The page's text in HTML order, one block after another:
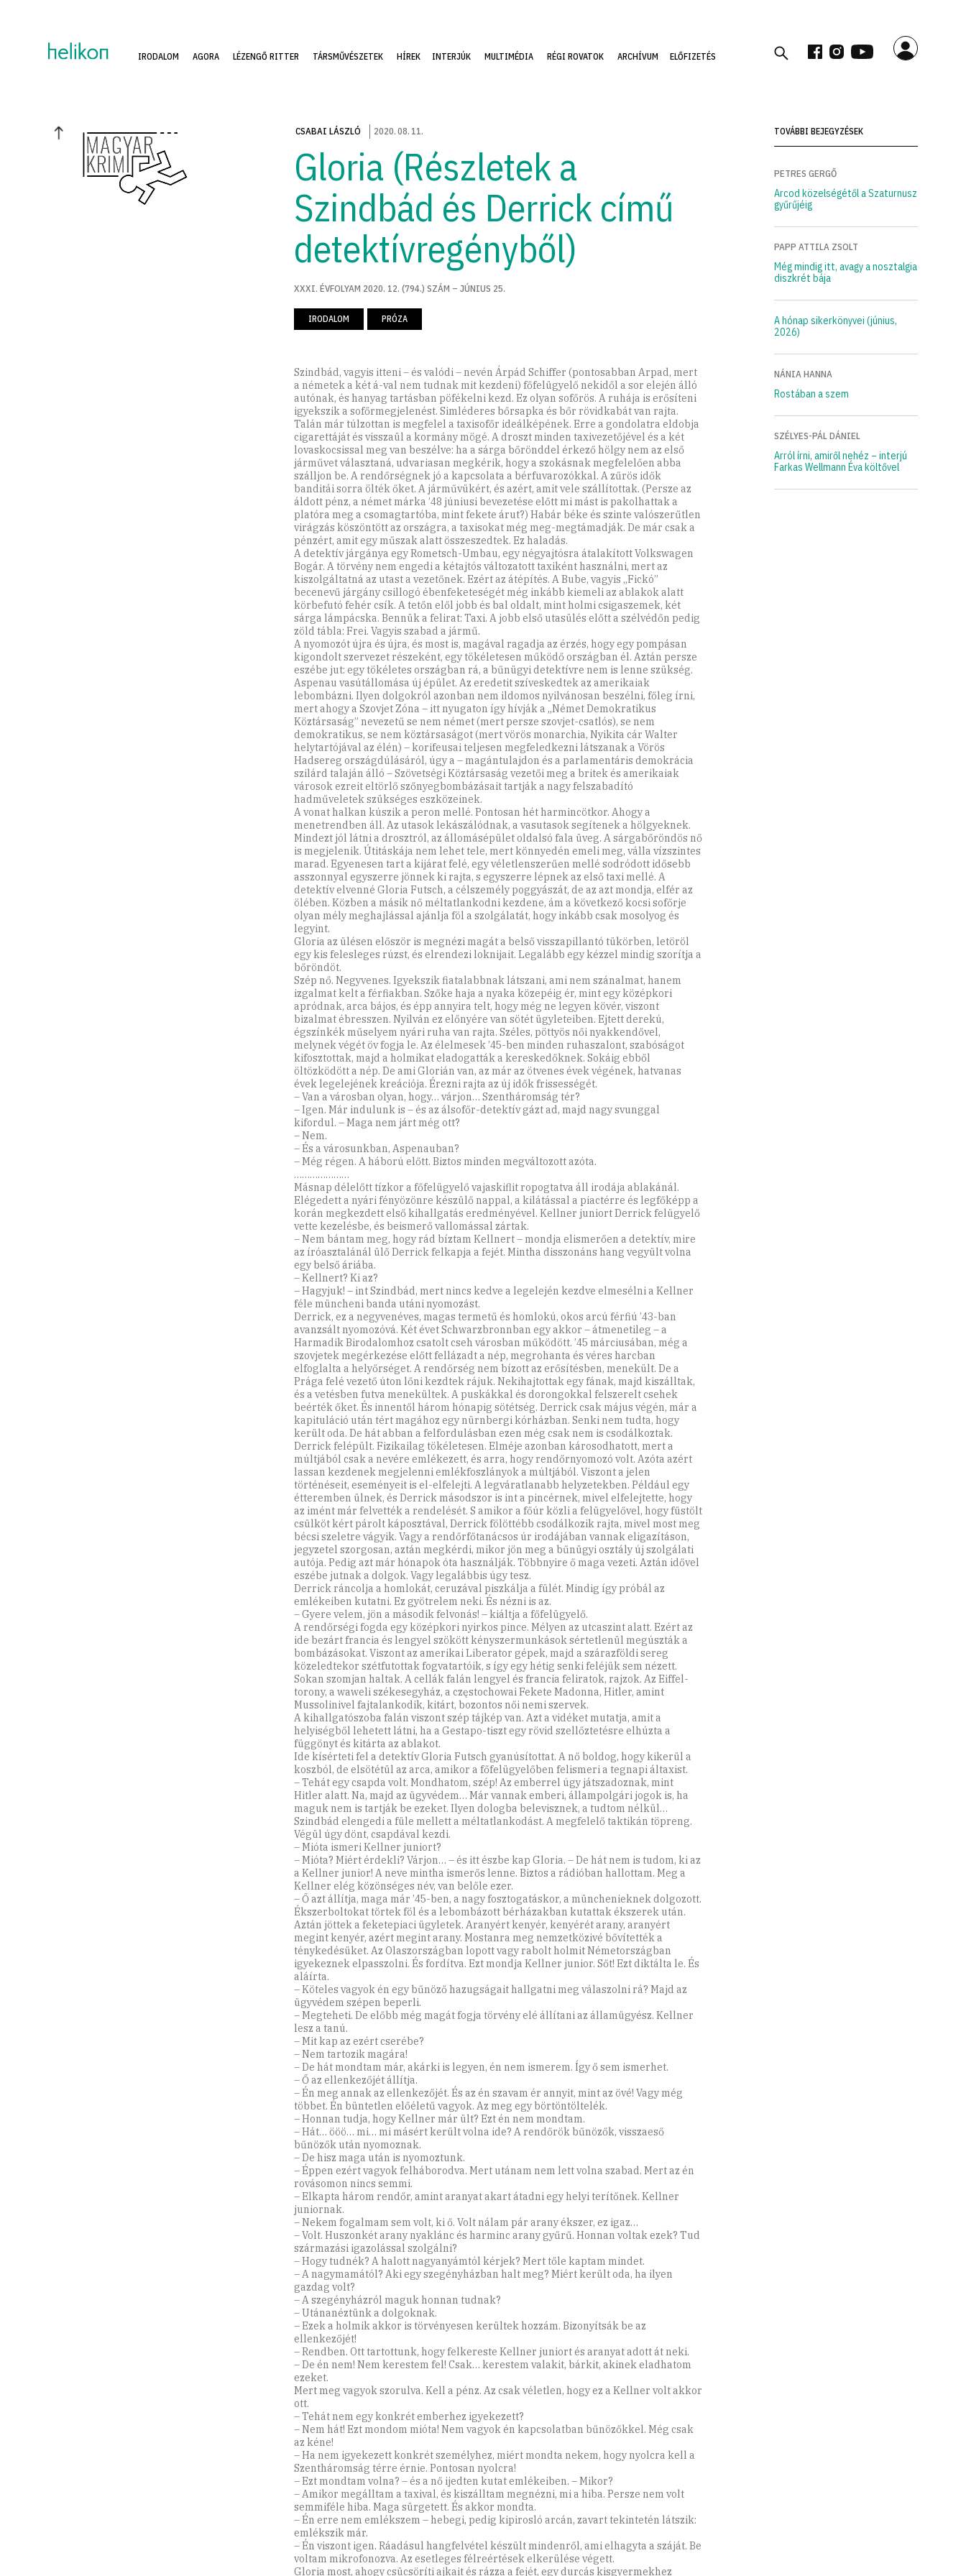
IRODALOM AGORA LÉZENGŐ RITTER TÁRSMŰVÉSZETEK HÍREK INTERJÚK MULTIMÉDIA RÉGI ROVATOK ARCHÍVUM ELŐFIZETÉS
CSABAI LÁSZLÓ 2020.08. 11.
Gloria (Részletek a
Szindbád és Derrick című
detektívregényből)
XXXI. ÉVFOLYAM 2020. 12. (794.) SZÁM – JÚNIUS 25.
IRODALOM PRÓZA
Szindbád, vagyis itteni – és valódi – nevén Árpád Schiffer (pontosabban Arpad, mert
a németek a két á-val nem tudnak mit kezdeni) főfelügyelő nekidől a sor elején álló
autónak, és hanyag tartásban pöfékelni kezd. Ez olyan sofőrös. A ruhája is erősíteni
igyekszik a sofőrmegjelenést. Simléderes bőrsapka és bőr rövidkabát van rajta.
Talán már túlzottan is megfelel a taxisofőr ideálképének. Erre a gondolatra eldobja
cigarettáját és visszaül a kormány mögé. A droszt minden taxivezetőjével és a két
lovaskocsissal meg van beszélve: ha a sárga bőrönddel érkező hölgy nem az első
járművet választaná, udvariasan megkérik, hogy a szokásnak megfelelően abba
szálljon be. A rendőrségnek jó a kapcsolata a bérfuvarozókkal. A zűrös idők
banditái sorra ölték őket. A járművükért, és azért, amit vele szállítottak. (Persze az
áldott pénz, a német márka ’48 júniusi bevezetése előtt mi mást is pakolhattak a
platóra meg a csomagtartóba, mint fekete árut?) Habár béke és szinte valószerűtlen
virágzás köszöntött az országra, a taxisokat még meg-megtámadják. De már csak a
pénzért, amit egy műszak alatt összeszedtek. Ez haladás.
A detektív járgánya egy Rometsch-Umbau, egy négyajtósra átalakított Volkswagen
Bogár. A törvény nem engedi a kétajtós változatott taxiként használni, mert az
kiszolgáltatná az utast a vezetőnek. Ezért az átépítés. A Bube, vagyis „Fickó”
becenevű járgány csillogó ébenfeketeségét még inkább kiemeli az ablakok alatt
körbefutó fehér csík. A tetőn elől jobb és bal oldalt, mint holmi csigaszemek, két
sárga lámpácska. Bennük a felirat: Taxi. A jobb első utasülés előtt a szélvédőn pedig
zöld tábla: Frei. Vagyis szabad a jármű.
A nyomozót újra és újra, és most is, magával ragadja az érzés, hogy egy pompásan
kigondolt szervezet részeként, egy tökéletesen működő országban él. Aztán persze
eszébe jut: egy tökéletes országban rá, a bűnügyi detektívre nem is lenne szükség.
Aspenau vasútállomása új épület. Az eredetit szíveskedtek az amerikaiak
lebombázni. Ilyen dolgokról azonban nem ildomos nyilvánosan beszélni, főleg írni,
mert ahogy a Szovjet Zóna – itt nyugaton így hívják a „Német Demokratikus
Köztársaság” nevezetű se nem német (mert persze szovjet-csatlós), se nem
demokratikus, se nem köztársaságot (mert vörös monarchia, Nyikita cár Walter
helytartójával az élén) – korifeusai teljesen megfeledkezni látszanak a Vörös
Hadsereg országdúlásáról, úgy a – magántulajdon és a parlamentáris demokrácia
szilárd talaján álló – Szövetségi Köztársaság vezetői meg a britek és amerikaiak
városok ezreit eltörlő szőnyegbombázásait tartják a nagy felszabadító
hadműveletek szükséges eszközeinek.
A vonat halkan kúszik a peron mellé. Pontosan hét harmincötkor. Ahogy a
menetrendben áll. Az utasok lekászálódnak, a vasutasok segítenek a hölgyeknek.
Mindezt jól látni a drosztról, az állomásépület oldalsó fala üveg. A sárgabőröndös nő
is megjelenik. Útitáskája nem lehet tele, mert könnyedén emeli meg, válla vízszintes
marad. Egyenesen tart a kijárat felé, egy véletlenszerűen mellé sodródott idősebb
asszonnyal egyszerre jönnek ki rajta, s egyszerre lépnek az első taxi mellé. A
detektív elvenné Gloria Futsch, a célszemély poggyászát, de az azt mondja, elfér az
ölében. Közben a másik nő méltatlankodni kezdene, ám a következő kocsi sofőrje
olyan mély meghajlással ajánlja föl a szolgálatát, hogy inkább csak mosolyog és
legyint.
Gloria az ülésen először is megnézi magát a belső visszapillantó tükörben, letöröl
egy kis felesleges rúzst, és elrendezi loknijait. Legalább egy kézzel mindig szorítja a
bőröndöt.
Szép nő. Negyvenes. Igyekszik fiatalabbnak látszani, ami nem szánalmat, hanem
izgalmat kelt a férfiakban. Szőke haja a nyaka közepéig ér, mint egy középkori
apródnak, arca bájos, és épp annyira telt, hogy még ne legyen kövér, viszont
bizalmat ébresszen. Nyilván ez előnyére van sötét ügyleteiben. Ejtett derekú,
égszínkék műselyem nyári ruha van rajta. Széles, pöttyös női nyakkendővel,
melynek végét öv fogja le. Az élelmesek ’45-ben minden ruhaszalont, szabóságot
kifosztottak, majd a holmikat eladogatták a kereskedőknek. Sokáig ebből
öltözködött a nép. De ami Glorián van, az már az ötvenes évek végének, hatvanas
évek legelejének kreációja. Érezni rajta az új idők frissességét.
– Van a városban olyan, hogy… várjon… Szentháromság tér?
– Igen. Már indulunk is – és az álsofőr-­detektív gázt ad, majd nagy svunggal
kifordul. – Maga nem járt még ott?
– Nem.
– És a városunkban, Aspenauban?
– Még régen. A háború előtt. Biztos minden megváltozott azóta.
…………………
Másnap délelőtt tízkor a főfelügyelő vajaskiflit ropogtatva áll irodája ablakánál.
Elégedett a nyári fényözönre készülő nappal, a kilátással a piactérre és legfőképp a
korán megkezdett első kihallgatás eredményével. Kellner juniort Derrick felügyelő
vette kezelésbe, és beismerő vallomással zártak.
– Nem bántam meg, hogy rád bíztam Kellnert – mondja elismerően a detektív, mire
az íróasztalánál ülő Derrick felkapja a fejét. Mintha disszonáns hang vegyült volna
egy belső áriába.
– Kellnert? Ki az?
– Hagyjuk! – int Szindbád, mert nincs kedve a legelején kezdve elmesélni a Kellner
féle müncheni banda utáni nyomozást.
Derrick, ez a negyvenéves, magas termetű és homlokú, okos arcú férfiú ’43-ban
avanzsált nyomozóvá. Két évet Schwarzbronnban egy akkor – átmenetileg – a
Harmadik Birodalomhoz csatolt cseh városban működött. ’45 márciusában, még a
szovjetek megérkezése előtt fellázadt a nép, megrohanta és véres harcban
elfoglalta a helyőrséget. A rendőrség nem bízott az erősítésben, menekült. De a
Prága felé vezető úton lőni kezdtek rájuk. Nekihajtottak egy fának, majd kiszálltak,
és a vetésben futva menekültek. A puskákkal és dorongokkal felszerelt csehek
beérték őket. És innentől három hónapig sötétség. Derrick csak május végén, már a
kapituláció után tért magához egy nürnbergi kórházban. Senki nem tudta, hogy
került oda. De hát abban a felfordulásban ezen még csak nem is csodálkoztak.
Derrick felépült. Fizikailag tökéletesen. Elméje azonban károsodhatott, mert a
múltjából csak a nevére emlékezett, és arra, hogy rendőrnyomozó volt. Azóta azért
lassan kezdenek megjelenni emlékfoszlányok a múltjából. Viszont a jelen
történéseit, eseményeit is el-elfelejti. A legváratlanabb helyzetekben. Például egy
étteremben ülnek, és Derrick másodszor is int a pincérnek, mivel elfelejtette, hogy
az imént már felvették a rendelését. S amikor a főúr közli a felügyelővel, hogy füstölt
csülköt kért párolt káposztával, Derrick fölöttébb csodálkozik rajta, mivel most meg
bécsi szeletre vágyik. Vagy a rendőrfőtanácsos úr irodájában vannak eligazításon,
jegyzetel szorgosan, aztán megkérdi, mikor jön meg a bűnügyi osztály új szolgálati
autója. Pedig azt már hónapok óta használják. Többnyire ő maga vezeti. Aztán idővel
eszébe jutnak a dolgok. Vagy legalábbis úgy tesz.
Derrick ráncolja a homlokát, ceruzával piszkálja a fülét. Mindig így próbál az
emlékeiben kutatni. Ez gyötrelem neki. És nézni is az.
– Gyere velem, jön a második felvonás! – kiáltja a főfelügyelő.
A rendőrségi fogda egy középkori nyirkos pince. Mélyen az utcaszint alatt. Ezért az
ide bezárt francia és lengyel szökött kényszermunkások sértetlenül megúszták a
bombázásokat. Viszont az amerikai Liberator gépek, majd a szárazföldi sereg
közeledtekor szétfutottak fogvatartóik, s így egy hétig senki feléjük sem nézett.
Sokan szomjan haltak. A cellák falán lengyel és francia feliratok, rajzok. Az Eiffel-
torony, a waweli székesegyház, a częstochowai Fekete Madonna, Hitler, amint
Mussolinivel fajtalankodik, kitárt, bozontos női nemi szervek.
A kihallgatószoba falán viszont szép tájkép van. Azt a vidéket mutatja, amit a
helyiségből lehetett látni, ha a Gestapo-tiszt egy rövid szellőztetésre elhúzta a
függönyt és kitárta az ablakot.
Ide kísérteti fel a detektív Gloria Futsch gyanúsítottat. A nő boldog, hogy kikerül a
koszból, de elsötétül az arca, amikor a főfelügyelőben felismeri a tegnapi áltaxist.
– Tehát egy csapda volt. Mondhatom, szép! Az emberrel úgy játszadoznak, mint
Hitler alatt. Na, majd az ügyvédem… Már vannak emberi, állampolgári jogok is, ha
maguk nem is tartják be ezeket. Ilyen dologba belevisznek, a tudtom nélkül…
Szindbád elengedi a füle mellett a méltatlankodást. A megfelelő taktikán töpreng.
Végül úgy dönt, csapdával kezdi.
– Mióta ismeri Kellner juniort?
– Mióta? Miért érdekli? Várjon… – és itt észbe kap Gloria. – De hát nem is tudom, ki az
a Kellner junior! A neve mintha ismerős lenne. Biztos a rádióban hallottam. Meg a
Kellner elég közönséges név, van belőle ezer.
– Ő azt állítja, maga már ’45-ben, a nagy fosztogatáskor, a münchenieknek dolgozott.
Ékszerboltokat törtek föl és a lebombázott bérházakban kutattak ékszerek után.
Aztán jöttek a feketepiaci ügyletek. Aranyért kenyér, kenyérét arany, aranyért
megint kenyér, azért megint arany. Mostanra meg nemzetközivé bővítették a
ténykedésüket. Az Olaszországban lopott vagy rabolt holmit Németországban
igyekeznek elpasszolni. És fordítva. Ezt mondja Kellner junior. Sőt! Ezt diktálta le. És
aláírta.
– Köteles vagyok én egy bűnöző hazugságait hallgatni meg válaszolni rá? Majd az
ügyvédem szépen beperli.
– Megteheti. De előbb még magát fogja törvény elé állítani az államügyész. Kellner
lesz a tanú.
– Mit kap az ezért cserébe?
– Nem tartozik magára!
– De hát mondtam már, akárki is legyen, én nem ismerem. Így ő sem ismerhet.
– Ő az ellenkezőjét állítja.
– Én meg annak az ellenkezőjét. És az én szavam ér annyit, mint az övé! Vagy még
többet. Én büntetlen előéletű vagyok. Az meg egy börtöntöltelék.
– Honnan tudja, hogy Kellner már ült? Ezt én nem mondtam.
– Hát… ööö… mi… mi másért került volna ide? A rendőrök bűnözők, visszaeső
bűnözők után nyomoznak.
– De hisz maga után is nyomoztunk.
– Éppen ezért vagyok felháborodva. Mert utánam nem lett volna szabad. Mert az én
rovásomon nincs semmi.
– Elkapta három rendőr, amint aranyat akart átadni egy helyi terítőnek. Kellner
juniornak.
– Nekem fogalmam sem volt, ki ő. Volt nálam pár arany ékszer, ez igaz…
– Volt. Huszonkét arany nyaklánc és harminc arany gyűrű. Honnan voltak ezek? Tud
származási igazolással szolgálni?
– Hogy tudnék? A halott nagyanyámtól kérjek? Mert tőle kaptam mindet.
– A nagymamától? Aki egy szegényházban halt meg? Miért került oda, ha ilyen
gazdag volt?
– A szegényházról maguk honnan tudnak?
– Utánanéztünk a dolgoknak.
– Ezek a holmik akkor is törvényesen kerültek hozzám. Bizonyítsák be az
ellenkezőjét!
– Rendben. Ott tartottunk, hogy felkereste Kellner juniort és aranyat adott át neki.
– De én nem! Nem kerestem fel! Csak… kerestem valakit, bárkit, akinek eladhatom
ezeket.
Mert meg vagyok szorulva. Kell a pénz. Az csak véletlen, hogy ez a Kellner volt akkor
ott.
– Tehát nem egy konkrét emberhez igyekezett?
– Nem hát! Ezt mondom mióta! Nem vagyok én kapcsolatban bűnözőkkel. Még csak
az kéne!
– Ha nem igyekezett konkrét személyhez, miért mondta nekem, hogy nyolcra kell a
Szentháromság térre érnie. Pontosan nyolcra!
– Ezt mondtam volna? – és a nő ijedten kutat emlékeiben. – Mikor?
– Amikor megálltam a taxival, és kiszálltam megnézni, mi a hiba. Persze nem volt
semmiféle hiba. Maga sürgetett. És akkor mondta.
– Én erre nem emlékszem – hebegi, pedig kipirosló arcán, zavart tekintetén látszik:
emlékszik már.
– Én viszont igen. Ráadásul hangfelvétel készült mindenről, ami elhagyta a száját. Be
voltam mikrofonozva. Az esetleges félreértések elkerülése végett.
Gloria most, ahogy csücsöríti ajkait és rázza a fejét, egy durcás kisgyermekhez
TOVÁBBI BEJEGYZÉSEK
PETRES GERGŐ
Arcod közelségétől a Szaturnusz
gyűrűjéig
PAPP ATTILA ZSOLT
Még mindig itt, avagy a nosztalgia
diszkrét bája
A hónap sikerkönyvei (június,
2026)
NÁNIA HANNA
Rostában a szem
SZÉLYES-PÁL DÁNIEL
Arról írni, amiről nehéz – interjú
Farkas Wellmann Éva költővel